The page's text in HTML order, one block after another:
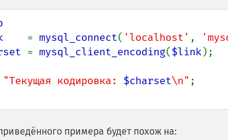
= mysql_connect( 'localhost' ,
= mysql_client_encoding($link);
"Текущая кодировка: $charset\n"
примера будет похож на: